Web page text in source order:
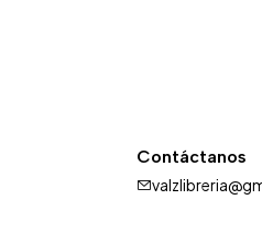
Contáctanos